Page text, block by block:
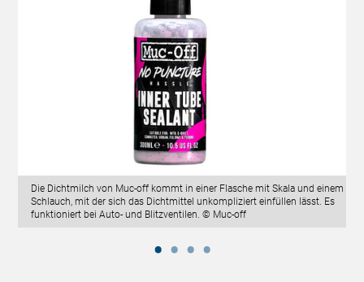
Die Dichtmilch von Muc-off kommt in einer Flasche mit Skala und einem
Schlauch, mit der sich das Dichtmittel unkompliziert einfüllen lässt. Es
funktioniert bei Auto- und Blitzventilen. © Muc-off